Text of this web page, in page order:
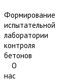
Формирование
испытательной
лаборатории
контроля
бетонов
О
нас